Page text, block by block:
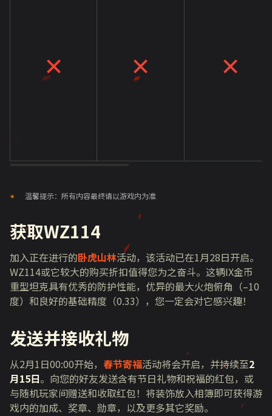
温馨提示：所有内容最终请以游戏内为准
获取WZ114
加入正在进行的卧虎山林活动，该活动已在1月28日开启。
WZ114或它较大的购买折扣值得您为之奋斗。这辆IX金币
重型坦克具有优秀的防护性能，优异的最大火炮俯角（–10
度）和良好的基础精度（0.33），您一定会对它感兴趣！
发送并接收礼物
从2月1日00:00开始， 春节寄福活动将会开启，并持续至2
月15日。向您的好友发送含有节日礼物和祝福的红包，或
与随机玩家间赠送和收取红包！将装饰放入相簿即可获得游
戏内的加成、奖章、勋章，以及更多其它奖励。